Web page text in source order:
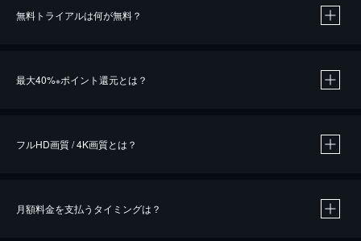
無料トライアルは何が無料？
最大40%※ポイント還元とは？
※40％ポイント還元の対象は、クレジットカード決済による作品の購入 / レンタルです。
フルHD画質 / 4K画質とは？
月額料金を支払うタイミングは？